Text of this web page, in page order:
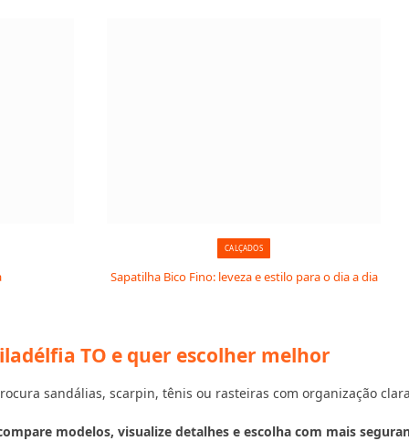
CALÇADOS
Sapatilha Bico Fino: leveza e estilo para o dia a dia
TO e quer escolher melhor
sandálias, scarpin, tênis ou rasteiras com organização
modelos, visualize detalhes e escolha com mais